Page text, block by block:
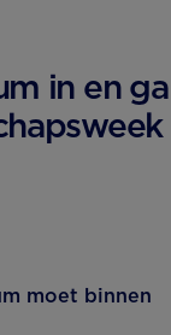
in en ga
moet binnen